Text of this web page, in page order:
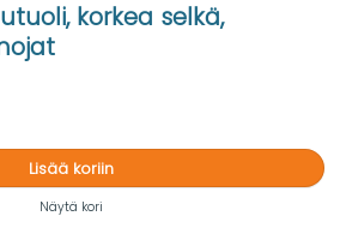
korkea selkä,
Lisää koriin
Näytä kori